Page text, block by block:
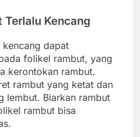
Terlalu Kencang
dapat
folikel rambut, yang
kerontokan rambut.
rambut yang ketat dan
lembut. Biarkan rambut
rambut bisa